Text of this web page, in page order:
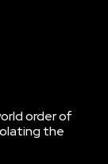
order of
the